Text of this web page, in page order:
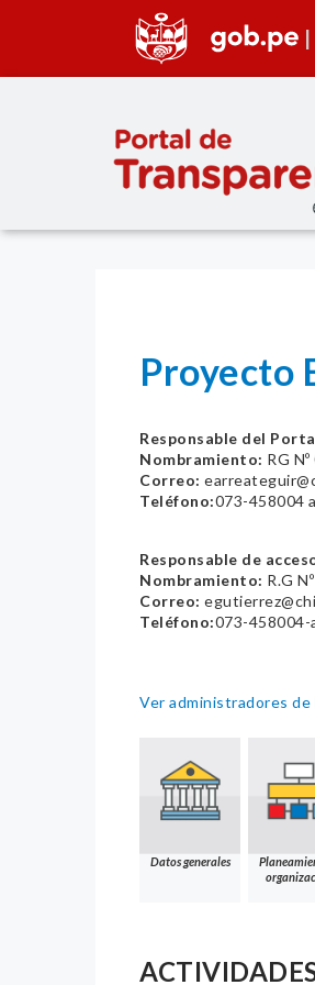
Proyecto
Responsable del
Nombramiento: RG
Correo:
Teléfono:073-458004
Responsable de
Nombramiento: R.G
Correo:
Teléfono:073-458004-
Ver administradores de
Datos generales